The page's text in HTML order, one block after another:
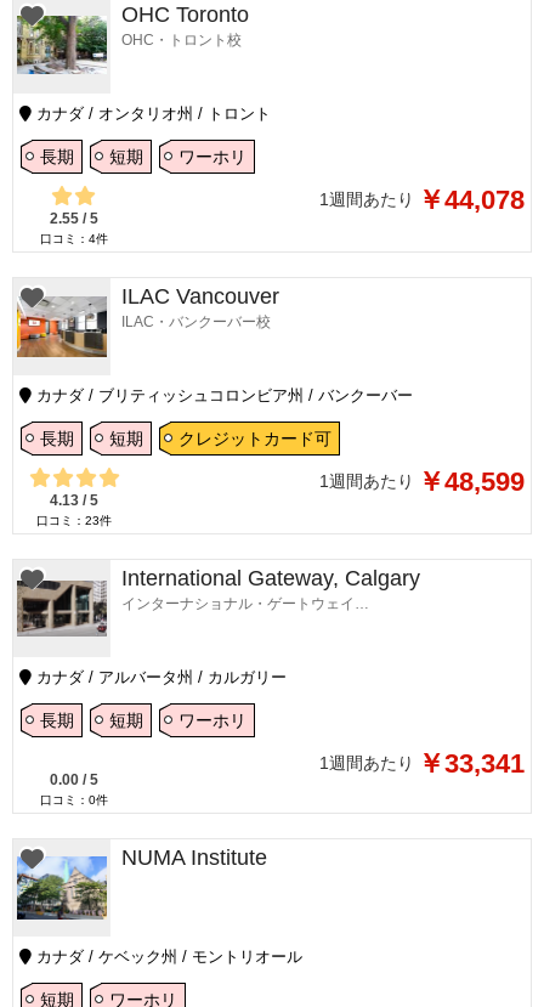
OHC Toronto
OHC・トロント校
カナダ / オンタリオ州 / トロント
長期 短期 ワーホリ
2.55 / 5
口コミ： 4件
1週間あたり ￥44,078
ILAC Vancouver
ILAC・バンクーバー校
カナダ / ブリティッシュコロンビア州 / バンクーバー
長期 短期 クレジットカード可
4.13 / 5
口コミ： 23件
1週間あたり ￥48,599
International Gateway, Calgary
インターナショナル・ゲートウェイ・カルガリー
カナダ / アルバータ州 / カルガリー
長期 短期 ワーホリ
0.00 / 5
口コミ： 0件
1週間あたり ￥33,341
NUMA Institute
カナダ / ケベック州 / モントリオール
短期 ワーホリ